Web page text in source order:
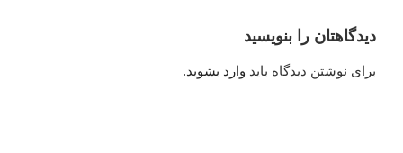
دیدگاهتان را بنویسید
برای نوشتن دیدگاه باید وارد بشوید.